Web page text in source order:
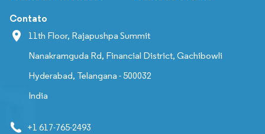
Contato
11th Floor, Rajapushpa Summit
Nanakramguda Rd, Financial District, Gachibowli
Hyderabad, Telangana - 500032
India
+1 617-765-2493